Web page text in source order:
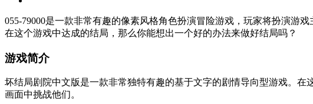
055-79000是一款非常有趣的像素风格角色扮演冒险游戏，玩家将扮演游
在这个游戏中达成的结局，那么你能想出一个好的办法来做好结局吗？
游戏简介
坏结局剧院中文版是一款非常独特有趣的基于文字的剧情导向型游戏。
画面中挑战他们。